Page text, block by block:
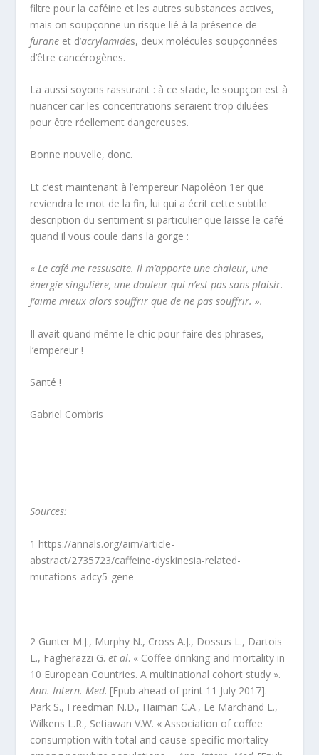
filtre pour la caféine et les autres substances actives,
mais on soupçonne un risque lié à la présence de
furane et d’acrylamides, deux molécules soupçonnées
d’être cancérogènes.
La aussi soyons rassurant : à ce stade, le soupçon est à
nuancer car les concentrations seraient trop diluées
pour être réellement dangereuses.
Bonne nouvelle, donc.
Et c’est maintenant à l’empereur Napoléon 1 er que
reviendra le mot de la fin, lui qui a écrit cette subtile
description du sentiment si particulier que laisse le café
quand il vous coule dans la gorge :
« Le café me ressuscite. Il m’apporte une chaleur, une
énergie singulière, une douleur qui n’est pas sans plaisir.
J’aime mieux alors souffrir que de ne pas souffrir. ».
Il avait quand même le chic pour faire des phrases,
l’empereur !
Santé !
Gabriel Combris
Sources:
1 https://annals.org/aim/article-
abstract/2735723/caffeine-dyskinesia-related-
mutations-adcy5-gene
2 Gunter M.J., Murphy N., Cross A.J., Dossus L., Dartois
L., Fagherazzi G.et al. « Coffee drinking and mortality in
10 European Countries. A multinational cohort study ».
Ann. Intern. Med. [Epub ahead of print 11 July 2017].
Park S., Freedman N.D., Haiman C.A., Le Marchand L.,
Wilkens L.R., Setiawan V.W. « Association of coffee
consumption with total and cause-specific mortality